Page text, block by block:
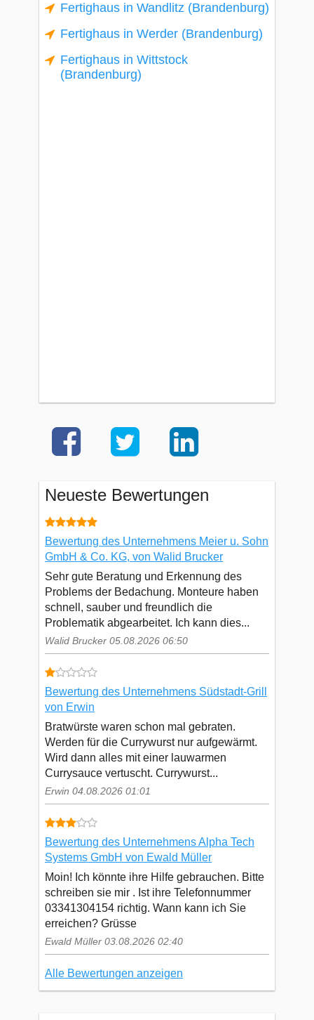
Fertighaus in Wandlitz (Brandenburg)
Fertighaus in Werder (Brandenburg)
Fertighaus in Wittstock
(Brandenburg)
Neueste Bewertungen
Bewertung des Unternehmens Meier u. Sohn
GmbH & Co. KG, von Walid Brucker
Sehr gute Beratung und Erkennung des
Problems der Bedachung. Monteure haben
schnell, sauber und freundlich die
Problematik abgearbeitet. Ich kann dies...
Walid Brucker 05.08.2026 06:50
Bewertung des Unternehmens Südstadt-Grill
von Erwin
Bratwürste waren schon mal gebraten.
Werden für die Currywurst nur aufgewärmt.
Wird dann alles mit einer lauwarmen
Currysauce vertuscht. Currywurst...
Erwin 04.08.2026 01:01
Bewertung des Unternehmens Alpha Tech
Systems GmbH von Ewald Müller
Moin! Ich könnte ihre Hilfe gebrauchen. Bitte
schreiben sie mir . Ist ihre Telefonnummer
03341304154 richtig. Wann kann ich Sie
erreichen? Grüsse
Ewald Müller 03.08.2026 02:40
Alle Bewertungen anzeigen